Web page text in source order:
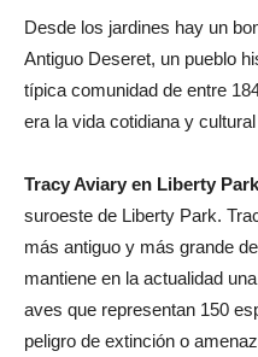
Desde los jardines hay un
Antiguo Deseret, un pueblo
típica comunidad de entre
era la vida cotidiana y
Tracy Aviary en Liberty Park
suroeste de Liberty Park.
más antiguo y más grande
mantiene en la actualidad
aves que representan 150
peligro de extinción o